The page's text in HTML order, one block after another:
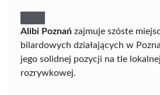
Alibi Poznań zajmuje szóste
bilardowych działających w
jego solidnej pozycji na tle
rozrywkowej.